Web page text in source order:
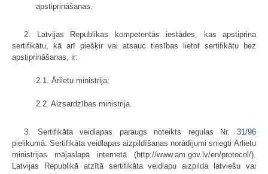
apstiprināšanas.
2. Latvijas Republikas kompetentās iestādes, kas apstiprina
sertifikātu, kā arī piešķir vai atsauc tiesības lietot sertifikātu bez
apstiprināšanas, ir:
2.1. Ārlietu ministrija;
2.2. Aizsardzības ministrija.
3. Sertifikāta veidlapas paraugs noteikts regulas Nr. 31/96
pielikumā. Sertifikāta veidlapas aizpildīšanas norādījumi sniegti Ārlietu
ministrijas mājaslapā internetā (http://www.am.gov.lv/en/protocol/).
Latvijas Republikā atzītā sertifikāta veidlapu aizpilda latviešu vai